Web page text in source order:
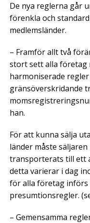
De nya reglerna går
förenkla och
medlemsländer.
– Framför allt två
stort sett alla företag
harmoniserade
gränsöverskridande
han.
För att kunna sälja
länder måste
transporterats till ett
detta varierar i dag
för alla företag införs
presumtionsregler.
– Gemensamma